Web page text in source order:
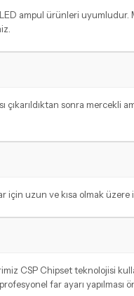
ampul ürünleri uyumludur.
çıkarıldıktan sonra
uzun ve kısa olmak üzere
CSP Chipset teknolojisi
far ayarı yapılması